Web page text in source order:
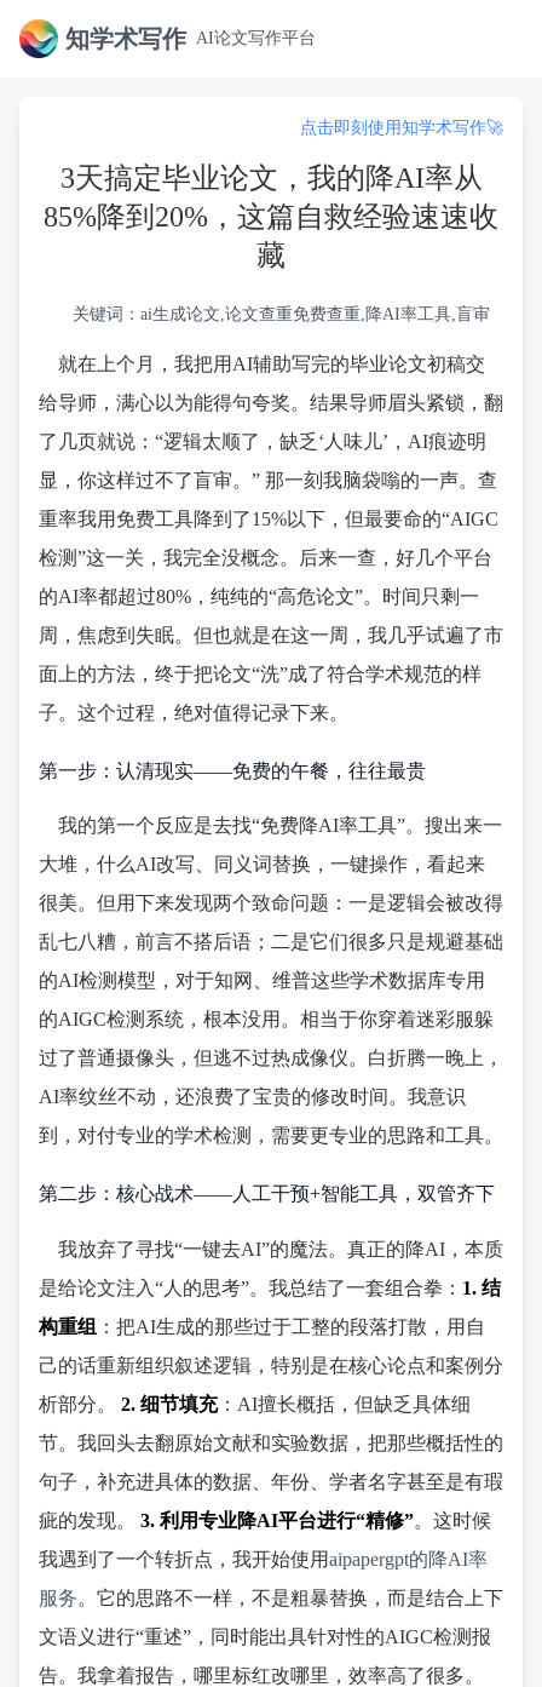
知学术写作 AI论文写作平台
点击即刻使用知学术写作🚀
3天搞定毕业论文，我的降AI率从
85%降到20%，这篇自救经验速速收
藏
关键词：ai生成论文,论文查重免费查重,降AI率工具,盲审
就在上个月，我把用AI辅助写完的毕业论文初稿交
给导师，满心以为能得句夸奖。结果导师眉头紧锁，翻
了几页就说：“逻辑太顺了，缺乏‘人味儿’，AI痕迹明
显，你这样过不了盲审。” 那一刻我脑袋嗡的一声。查
重率我用免费工具降到了15%以下，但最要命的“AIGC
检测”这一关，我完全没概念。后来一查，好几个平台
的AI率都超过80%，纯纯的“高危论文”。时间只剩一
周，焦虑到失眠。但也就是在这一周，我几乎试遍了市
面上的方法，终于把论文“洗”成了符合学术规范的样
子。这个过程，绝对值得记录下来。
第一步：认清现实——免费的午餐，往往最贵
我的第一个反应是去找“免费降AI率工具”。搜出来一
大堆，什么AI改写、同义词替换，一键操作，看起来
很美。但用下来发现两个致命问题：一是逻辑会被改得
乱七八糟，前言不搭后语；二是它们很多只是规避基础
的AI检测模型，对于知网、维普这些学术数据库专用
的AIGC检测系统，根本没用。相当于你穿着迷彩服躲
过了普通摄像头，但逃不过热成像仪。白折腾一晚上，
AI率纹丝不动，还浪费了宝贵的修改时间。我意识
到，对付专业的学术检测，需要更专业的思路和工具。
第二步：核心战术——人工干预+智能工具，双管齐下
我放弃了寻找“一键去AI”的魔法。真正的降AI，本质
是给论文注入“人的思考”。我总结了一套组合拳： 1. 结
构重组 ：把AI生成的那些过于工整的段落打散，用自
己的话重新组织叙述逻辑，特别是在核心论点和案例分
析部分。 2. 细节填充：AI擅长概括，但缺乏具体细
节。我回头去翻原始文献和实验数据，把那些概括性的
句子，补充进具体的数据、年份、学者名字甚至是有瑕
疵的发现。 3. 利用专业降AI平台进行“精修”。这时候
我遇到了一个转折点，我开始使用aipapergpt的降AI率
服务。它的思路不一样，不是粗暴替换，而是结合上下
文语义进行“重述”，同时能出具针对性的AIGC检测报
告。我拿着报告，哪里标红改哪里，效率高了很多。